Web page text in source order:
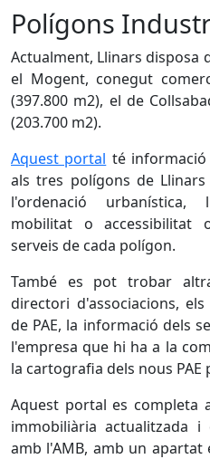
Polígons
Actualment, Llinars disposa
el Mogent, conegut
(397.800 m2), el de
(203.700 m2).
Aquest portal té informació
als tres polígons de
l'ordenació urbanística,
mobilitat o accessibilitat
serveis de cada polígon.
També es pot trobar
directori d'associacions,
de PAE, la informació dels
l'empresa que hi ha a la
la cartografia dels nous PAE
Aquest portal es completa
immobiliària actualitzada i
amb l'AMB, amb un